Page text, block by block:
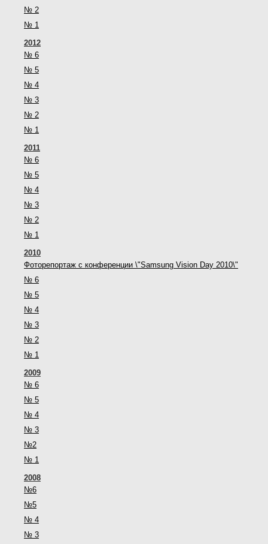
№ 2
№ 1
2012
№ 6
№ 5
№ 4
№ 3
№ 2
№ 1
2011
№ 6
№ 5
№ 4
№ 3
№ 2
№ 1
2010
Фоторепортаж с конференции \"Samsung Vision Day 2010\"
№ 6
№ 5
№ 4
№ 3
№ 2
№ 1
2009
№ 6
№ 5
№ 4
№ 3
№2
№ 1
2008
№6
№5
№ 4
№ 3